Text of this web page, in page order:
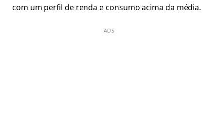
com um perfil de renda e consumo acima da média.
ADS